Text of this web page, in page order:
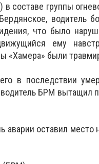
составе группы
водитель
что было
ему
«Хамера» были
в последствии
БРМ вытащил
аварии оставил место